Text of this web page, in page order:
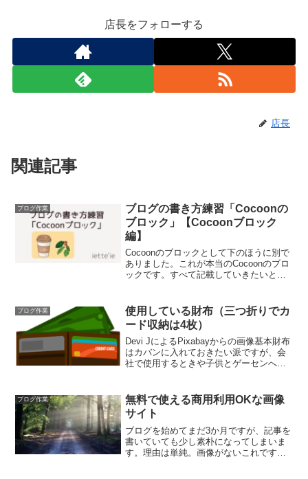
店長をフォローする
店長
関連記事
ブログ作業
ブログの書き方練習「Cocoonの
ブロック」【Cocoonブロック
編】
Cocoonのブロックとして下のほうに別で
ありました。これが本当のCocoonのブロ
ックです。すべて記載していきたいと思
ることで、視覚的に強調させることがで
きます。...
ブログ作業
使用している財布（三つ折りでカ
ード収納は4枚）
Devi JによるPixabayからの画像基本財布
はカバンに入れておきたい派ですが、会
社で使用するときや子供とゲーセンへ行
が↓のスノビストの三つ折り財布です。
(func...
ブログ作業
無料で使える商用利用OKな画像
サイト
ブログを始めてまだ3か月ですが、記事を
書いていても少し素朴になってしまいま
す。理由は単純。画像がないこれです。